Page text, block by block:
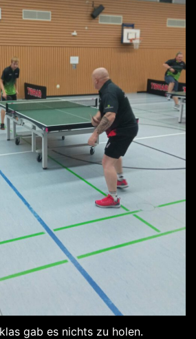
gab es nichts zu holen.